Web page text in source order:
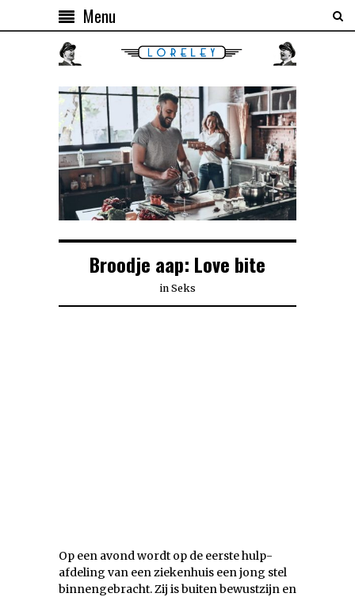
Menu
Broodje aap: Love bite
in Seks
Op een avond wordt op de eerste hulp-
afdeling van een ziekenhuis een jong stel
binnengebracht. Zij is buiten bewustzijn en